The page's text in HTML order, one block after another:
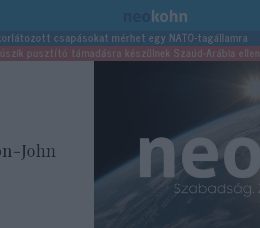
csapásokat mérhet egy NATO-tagállamra
pusztító támadásra készülnek Szaúd-Arábia ellen
John